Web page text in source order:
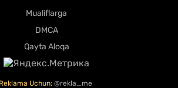
Mualiflarga
DMCA
Qayta Aloqa
Reklama Uchun: @rekla_me